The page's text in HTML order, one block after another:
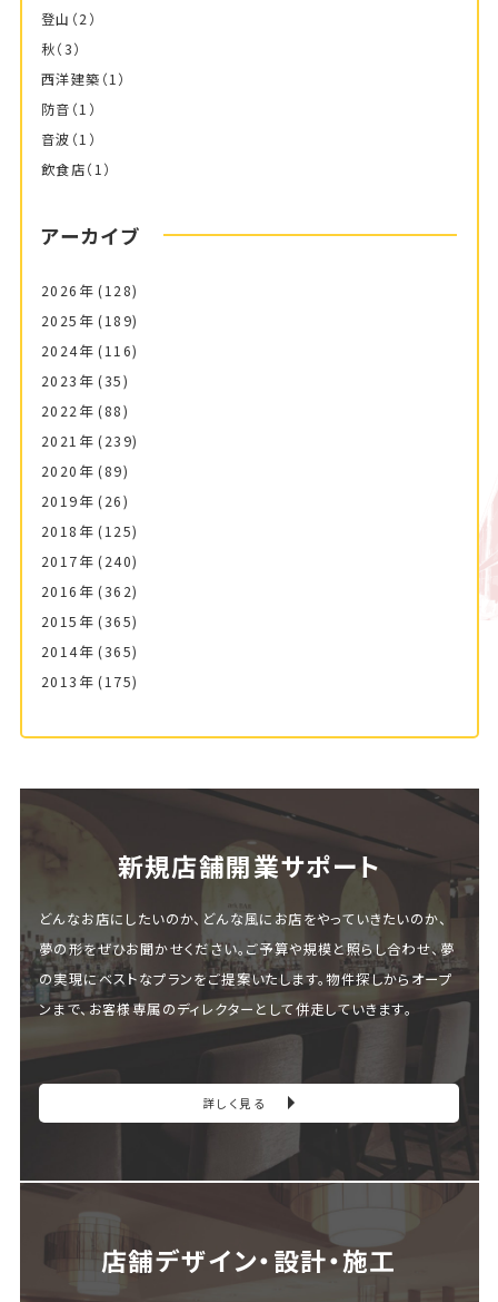
登山 （2）
秋（3）
西洋建築 （1）
防音 （1）
音波 （1）
飲食店（1）
アーカイブ
2026年 (128)
2025年 (189)
2024年 (116)
2023年 (35)
2022年 (88)
2021年 (239)
2020年 (89)
2019年 (26)
2018年 (125)
2017年 (240)
2016年 (362)
2015年 (365)
2014年 (365)
2013年 (175)
新規店舗開業サポート
どんなお店にしたいのか、どんな風にお店をやっていきたいのか、
夢の形をぜひお聞かせください。ご予算や規模と照らし合わせ、夢
の実現にベストなプランをご提案いたします。物件探しからオープ
ンまで、お客様専属のディレクターとして併走していきます。
詳しく見る
店舗デザイン・設計・施⼯